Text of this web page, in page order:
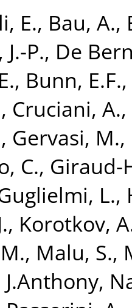
E., Bau, A.,
P., De
, Bunn, E.F.,
, Cruciani, A.,
, Gervasi, M.,
C., Giraud-
L.,
, Korotkov,
, Malu, S.,
,